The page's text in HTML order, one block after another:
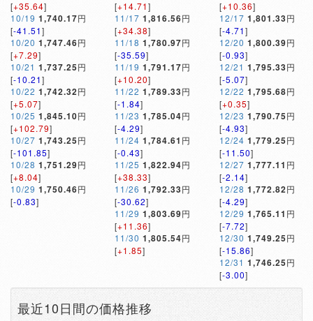
[+35.64]
10/19 1,740.17円
[-41.51]
10/20 1,747.46円
[+7.29]
10/21 1,737.25円
[-10.21]
10/22 1,742.32円
[+5.07]
10/25 1,845.10円
[+102.79]
10/27 1,743.25円
[-101.85]
10/28 1,751.29円
[+8.04]
10/29 1,750.46円
[-0.83]
[+14.71]
11/17 1,816.56円
[+34.38]
11/18 1,780.97円
[-35.59]
11/19 1,791.17円
[+10.20]
11/22 1,789.33円
[-1.84]
11/23 1,785.04円
[-4.29]
11/24 1,784.61 円
[-0.43]
11/25 1,822.94円
[+38.33]
11/26 1,792.33円
[-30.62]
11/29 1,803.69円
[+11.36]
11/30 1,805.54円
[+1.85]
[+10.36]
12/17 1,801.33円
[-4.71]
12/20 1,800.39円
[-0.93]
12/21 1,795.33円
[-5.07]
12/22 1,795.68円
[+0.35]
12/23 1,790.75円
[-4.93]
12/24 1,779.25円
[-11.50]
12/27 1,777.11 円
[-2.14]
12/28 1,772.82円
[-4.29]
12/29 1,765.11 円
[-7.72]
12/30 1,749.25円
[-15.86]
12/31 1,746.25円
[-3.00]
最近10日間の価格推移